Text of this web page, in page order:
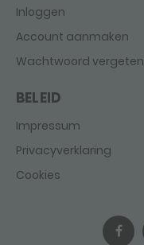
Inloggen
Account aanmaken
Wachtwoord vergeten
BELEID
Impressum
Privacyverklaring
Cookies